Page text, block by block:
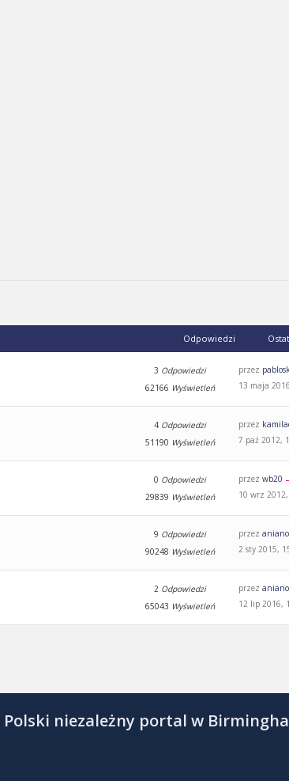
Odpowiedzi
3 Odpowiedzi
62166 Wyświetleń
przez
13 maja
4 Odpowiedzi
51190 Wyświetleń
przez
7 paź 2012,
0 Odpowiedzi
29839 Wyświetleń
przezwb20
10 wrz
9 Odpowiedzi
90248 Wyświetleń
przez
2 sty 2015,
2 Odpowiedzi
65043 Wyświetleń
przez
12 lip 2016,
Polski niezależny portal w